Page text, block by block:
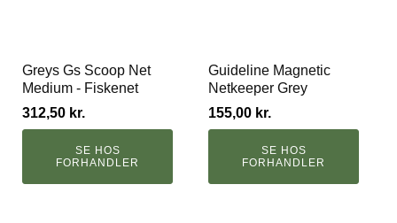
Greys Gs Scoop Net
Medium - Fiskenet
312,50 kr.
SE HOS
FORHANDLER
Guideline Magnetic
Netkeeper Grey
155,00 kr.
SE HOS
FORHANDLER